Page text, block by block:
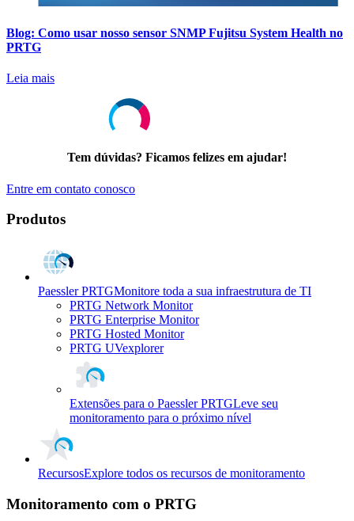
Blog: Como usar nosso sensor SNMP Fujitsu System Health no
PRTG
Leia mais
Tem dúvidas? Ficamos felizes em ajudar!
Entre em contato conosco
Produtos
Paessler PRTGMonitore toda a sua infraestrutura de TI
PRTG Network Monitor
PRTG Enterprise Monitor
PRTG Hosted Monitor
PRTG UVexplorer
Extensões para o Paessler PRTGLeve seu
monitoramento para o próximo nível
RecursosExplore todos os recursos de monitoramento
Monitoramento com o PRTG